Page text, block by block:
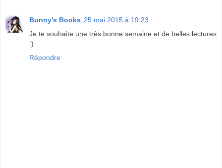
Bunny's Books 25 mai 2015 à 19:23
Je te souhaite une très bonne semaine et de belles lectures
:)
Répondre